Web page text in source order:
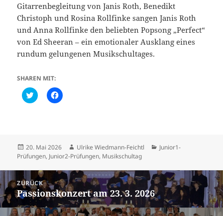
Gitarrenbegleitung von Janis Roth, Benedikt
Christoph und Rosina Rollfinke sangen Janis Roth
und Anna Rollfinke den beliebten Popsong „Perfect“
von Ed Sheeran – ein emotionaler Ausklang eines
rundum gelungenen Musikschultages.
SHAREN MIT:
C
l
h
a
r
o
n
T
w
i
t
t
K
l
a
u
f
a
c
e
b
o
o
k
Veröffentlicht
am
20. Mai 2026 Autor
Ulrike Wiedmann-Feichtl Kategorien
Junior1-
Prüfungen, Junior2-Prüfungen, Musikschultag
Beitragsnavigation
ZURÜCK
Vorheriger
Beitrag:
Passionskonzert am 23. 3. 2026